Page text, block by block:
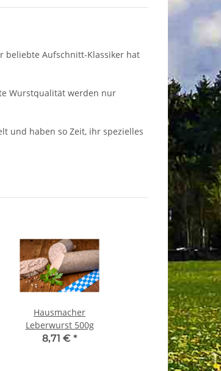
beliebte Aufschnitt-Klassiker hat
Wurstqualität werden nur
und haben so Zeit, ihr spezielles
Hausmacher
Leberwurst 500g
8,71 € *